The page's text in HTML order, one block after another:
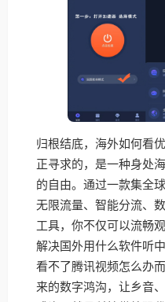
归根结底，海外如何看
正寻求的，是一种身处
的自由。通过一款集全
无限流量、智能分流、
工具，你不仅可以流畅
解决国外用什么软件听
看不了腾讯视频怎么办
来的数字鸿沟，让乡音